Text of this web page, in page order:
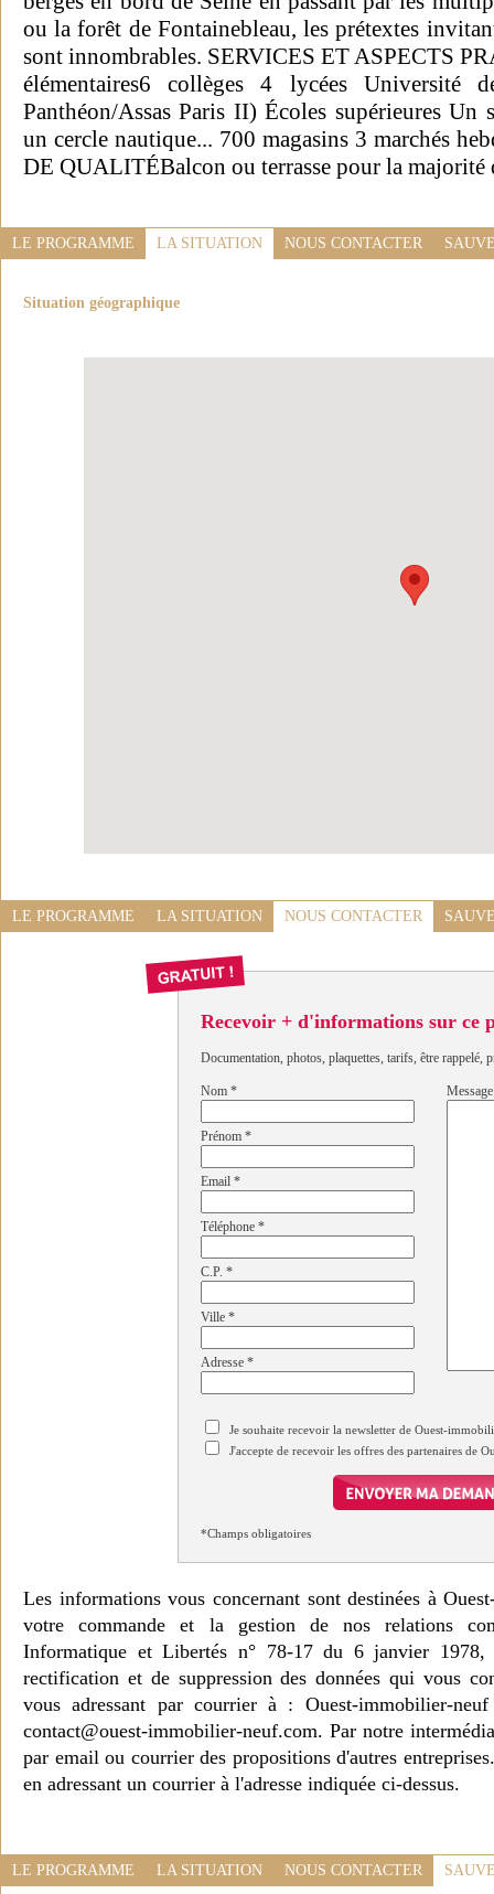
ou la forêt de Fontainebleau, les prétextes
sont innombrables. SERVICES ET ASPECTS
élémentaires6 collèges 4 lycées Université
Panthéon/Assas Paris II) Écoles supérieures Un
un cercle nautique... 700 magasins 3 marchés
DE QUALITÉBalcon ou terrasse pour la majorité
LE PROGRAMME LA SITUATION NOUS CONTACTER
Situation géographique
LE PROGRAMME LA SITUATION NOUS CONTACTER
Recevoir + d'informations sur ce
Documentation, photos, plaquettes, tarifs, être rappelé,
Nom *
Prénom *
Email *
Téléphone *
C.P. *
Ville *
Adresse *
Message
Je souhaite recevoir la newsletter de Ouest-
J'accepte de recevoir les offres des partenaires de
*Champs obligatoires
Les informations vous concernant sont destinées à
votre commande et la gestion de nos relations
Informatique et Libertés n° 78-17 du 6 janvier 1978,
rectification et de suppression des données qui vous
vous adressant par courrier à : Ouest-immobilier-
contact@ouest-immobilier-neuf.com. Par notre
par email ou courrier des propositions d'autres
en adressant un courrier à l'adresse indiquée ci-dessus.
LE PROGRAMME LA SITUATION NOUS CONTACTER